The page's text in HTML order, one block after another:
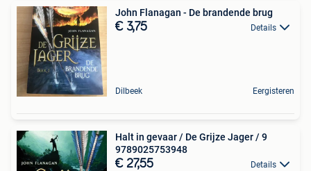
John Flanagan - De brandende brug
€ 3,75 Details
Dilbeek Eergisteren
Halt in gevaar / De Grijze Jager / 9
9789025753948
€ 27,55 Details